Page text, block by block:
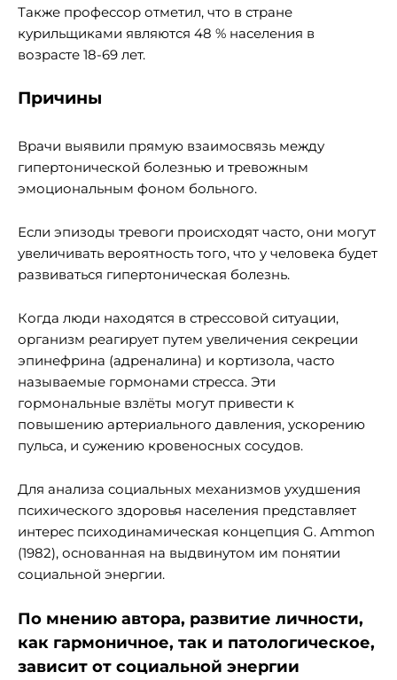
Также профессор отметил, что в стране
курильщиками являются 48 % населения в
возрасте 18-69 лет.
Причины
Врачи выявили прямую взаимосвязь между
гипертонической болезнью и тревожным
эмоциональным фоном больного.
Если эпизоды тревоги происходят часто, они могут
увеличивать вероятность того, что у человека будет
развиваться гипертоническая болезнь.
Когда люди находятся в стрессовой ситуации,
организм реагирует путем увеличения секреции
эпинефрина (адреналина) и кортизола, часто
называемые гормонами стресса. Эти
гормональные взлёты могут привести к
повышению артериального давления, ускорению
пульса, и сужению кровеносных сосудов.
Для анализа социальных механизмов ухудшения
психического здоровья населения представляет
интерес психодинамическая концепция G. Ammon
(1982), основанная на выдвинутом им понятии
социальной энергии.
По мнению автора, развитие личности,
как гармоничное, так и патологическое,
зависит от социальной энергии